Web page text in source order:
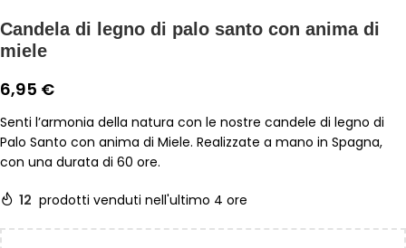
Candela di legno di palo santo con anima di
miele
6,95 €
Senti l’armonia della natura con le nostre candele di legno di
Palo Santo con anima di Miele. Realizzate a mano in Spagna,
con una durata di 60 ore.
12 prodotti venduti nell'ultimo 4 ore